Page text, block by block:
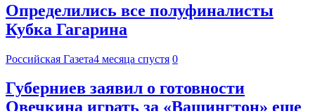
Определились все полуфиналисты
Кубка Гагарина
Российская Газета4 месяца спустя 0
Губерниев заявил о готовности
Овечкина играть за «Вашингтон» еще